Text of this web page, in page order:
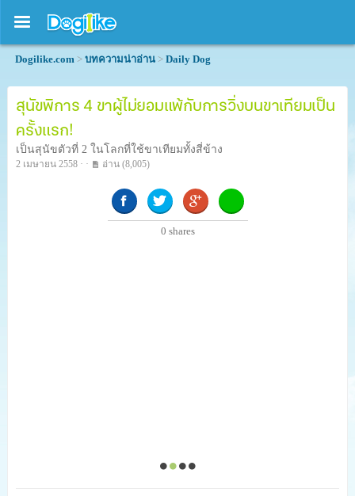
Dogilike.com > บทความน่าอ่าน > Daily Dog
สุนัขพิการ 4 ขาผู้ไม่ยอมแพ้กับการวิ่งบนขาเทียมเป็น
ครั้งแรก!
เป็นสุนัขตัวที่ 2 ในโลกที่ใช้ขาเทียมทั้งสี่ข้าง
2 เมษายน 2558 · · อ่าน (8,005)
0 shares